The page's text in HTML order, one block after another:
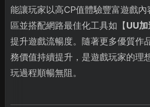
能讓玩家以高CP值體驗豐富遊戲
區並搭配網路最佳化工具如【UU
提升遊戲流暢度。隨著更多優質作
務價值持續提升，是遊戲玩家的理
玩過程順暢無阻。